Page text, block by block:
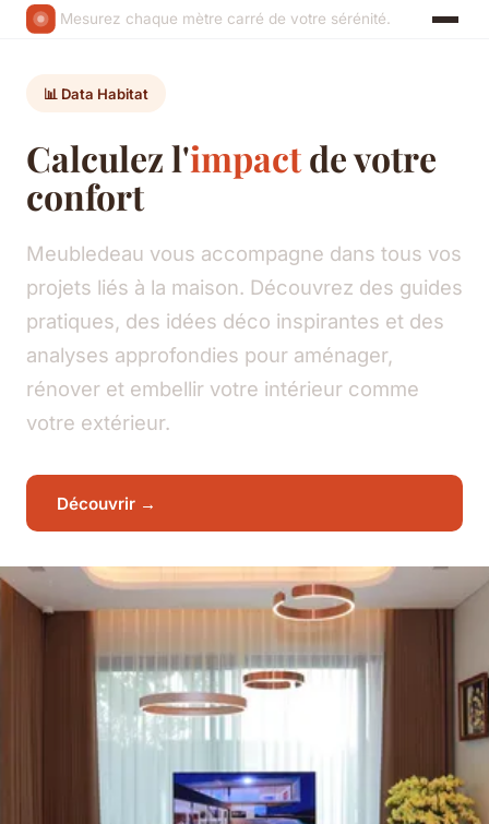
Mesurez chaque mètre carré de votre sérénité.
📊 Data Habitat
Calculez l'impactde votre
confort
Meubledeau vous accompagne dans tous vos
projets liés à la maison. Découvrez des guides
pratiques, des idées déco inspirantes et des
analyses approfondies pour aménager,
rénover et embellir votre intérieur comme
votre extérieur.
Découvrir →